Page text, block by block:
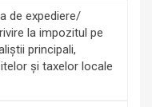
de expediere/
la impozitul pe
principali,
şi taxelor locale